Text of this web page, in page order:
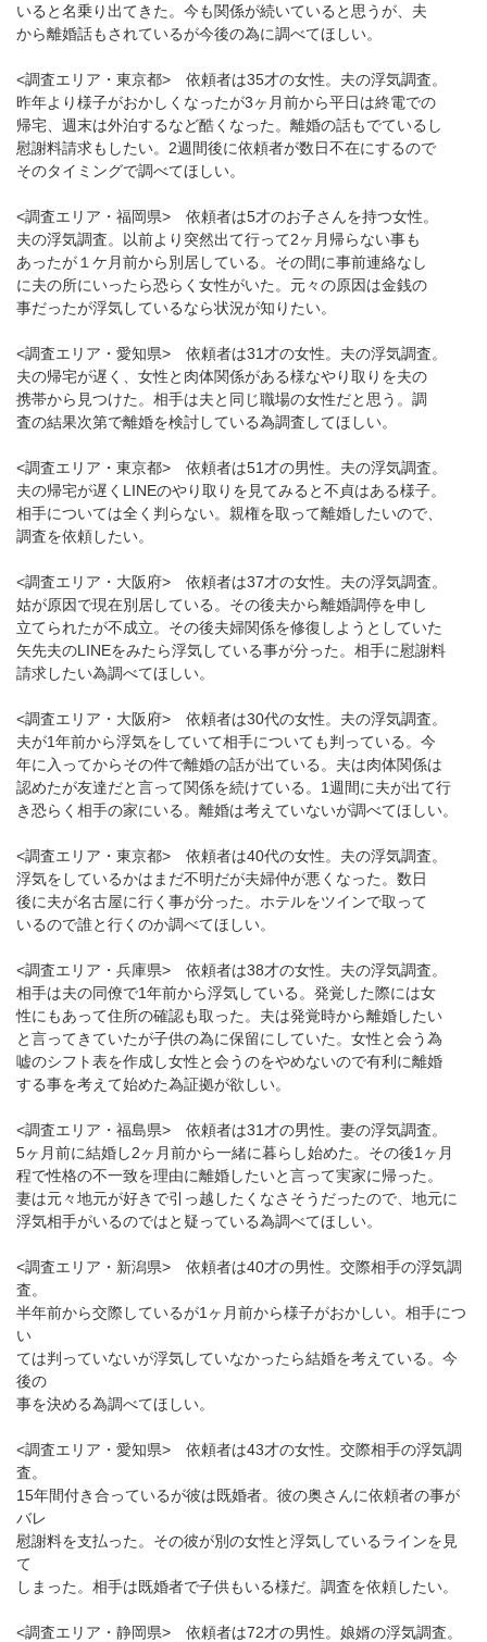
いると名乗り出てきた。今も関係が続いていると思うが、夫
から離婚話もされているが今後の為に調べてほしい。
<調査エリア・東京都> 依頼者は35才の女性。夫の浮気調査。
昨年より様子がおかしくなったが3ヶ月前から平日は終電での
帰宅、週末は外泊するなど酷くなった。離婚の話もでているし
慰謝料請求もしたい。2週間後に依頼者が数日不在にするので
そのタイミングで調べてほしい。
<調査エリア・福岡県> 依頼者は5才のお子さんを持つ女性。
夫の浮気調査。以前より突然出て行って2ヶ月帰らない事も
あったが１ケ月前から別居している。その間に事前連絡なし
に夫の所にいったら恐らく女性がいた。元々の原因は金銭の
事だったが浮気しているなら状況が知りたい。
<調査エリア・愛知県> 依頼者は31才の女性。夫の浮気調査。
夫の帰宅が遅く、女性と肉体関係がある様なやり取りを夫の
携帯から見つけた。相手は夫と同じ職場の女性だと思う。調
査の結果次第で離婚を検討している為調査してほしい。
<調査エリア・東京都> 依頼者は51才の男性。夫の浮気調査。
夫の帰宅が遅くLINEのやり取りを見てみると不貞はある様子。
相手については全く判らない。親権を取って離婚したいので、
調査を依頼したい。
<調査エリア・大阪府> 依頼者は37才の女性。夫の浮気調査。
姑が原因で現在別居している。その後夫から離婚調停を申し
立てられたが不成立。その後夫婦関係を修復しようとしていた
矢先夫のLINEをみたら浮気している事が分った。相手に慰謝料
請求したい為調べてほしい。
<調査エリア・大阪府> 依頼者は30代の女性。夫の浮気調査。
夫が1年前から浮気をしていて相手についても判っている。今
年に入ってからその件で離婚の話が出ている。夫は肉体関係は
認めたが友達だと言って関係を続けている。1週間に夫が出て行
き恐らく相手の家にいる。離婚は考えていないが調べてほしい。
<調査エリア・東京都> 依頼者は40代の女性。夫の浮気調査。
浮気をしているかはまだ不明だが夫婦仲が悪くなった。数日
後に夫が名古屋に行く事が分った。ホテルをツインで取って
いるので誰と行くのか調べてほしい。
<調査エリア・兵庫県> 依頼者は38才の女性。夫の浮気調査。
相手は夫の同僚で1年前から浮気している。発覚した際には女
性にもあって住所の確認も取った。夫は発覚時から離婚したい
と言ってきていたが子供の為に保留にしていた。女性と会う為
嘘のシフト表を作成し女性と会うのをやめないので有利に離婚
する事を考えて始めた為証拠が欲しい。
<調査エリア・福島県> 依頼者は31才の男性。妻の浮気調査。
5ヶ月前に結婚し2ヶ月前から一緒に暮らし始めた。その後1ヶ月
程で性格の不一致を理由に離婚したいと言って実家に帰った。
妻は元々地元が好きで引っ越したくなさそうだったので、地元に
浮気相手がいるのではと疑っている為調べてほしい。
<調査エリア・新潟県> 依頼者は40才の男性。交際相手の浮気調
査。
半年前から交際しているが1ヶ月前から様子がおかしい。相手につ
い
ては判っていないが浮気していなかったら結婚を考えている。今
後の
事を決める為調べてほしい。
<調査エリア・愛知県> 依頼者は43才の女性。交際相手の浮気調
査。
15年間付き合っているが彼は既婚者。彼の奥さんに依頼者の事が
バレ
慰謝料を支払った。その彼が別の女性と浮気しているラインを見
て
しまった。相手は既婚者で子供もいる様だ。調査を依頼したい。
<調査エリア・静岡県> 依頼者は72才の男性。娘婿の浮気調査。